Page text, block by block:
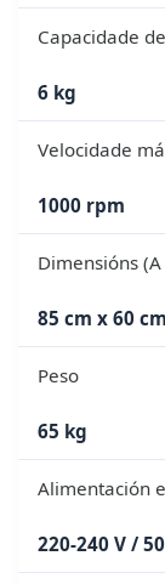
Capacidade
6 kg
Velocidade
1000 rpm
Dimensións (A
85 cm x 60
Peso
65 kg
Alimentación
220-240 V /